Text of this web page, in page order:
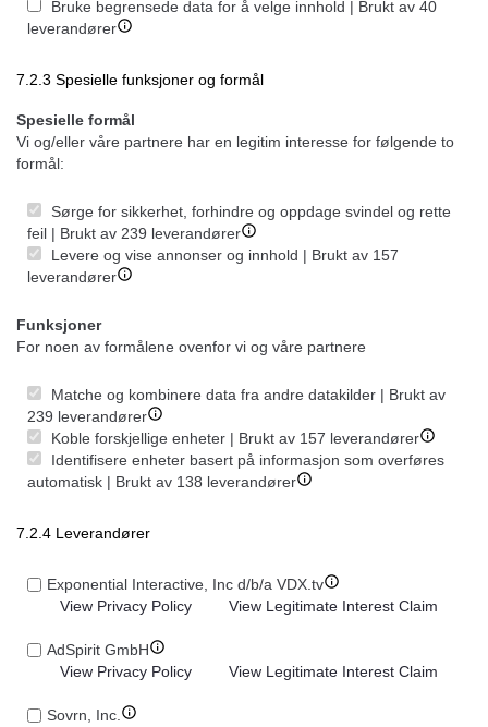
Bruke begrensede data for å velge innhold | Brukt av 40
leverandører
7.2.3 Spesielle funksjoner og formål
Spesielle formål
Vi og/eller våre partnere har en legitim interesse for følgende to
formål:
Sørge for sikkerhet, forhindre og oppdage svindel og rette
feil | Brukt av 239 leverandører
Levere og vise annonser og innhold | Brukt av 157
leverandører
Funksjoner
For noen av formålene ovenfor vi og våre partnere
Matche og kombinere data fra andre datakilder | Brukt av
239 leverandører
Koble forskjellige enheter | Brukt av 157 leverandører
Identifisere enheter basert på informasjon som overføres
automatisk | Brukt av 138 leverandører
7.2.4 Leverandører
Exponential Interactive, Inc d/b/a VDX.tv
View Privacy Policy
View Legitimate Interest Claim
AdSpirit GmbH
View Privacy Policy
View Legitimate Interest Claim
Sovrn, Inc.